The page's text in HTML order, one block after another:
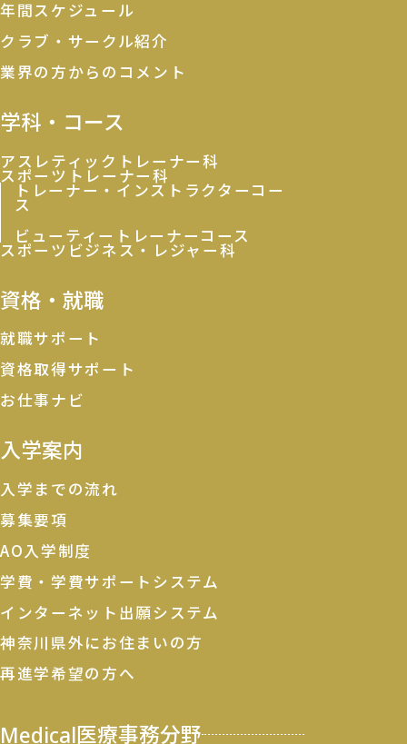
年間スケジュール
クラブ・サークル紹介
業界の方からのコメント
学科・コース
アスレティックトレーナー科
スポーツトレーナー科
トレーナー・インストラクターコー
ス
ビューティートレーナーコース
スポーツビジネス・レジャー科
資格・就職
就職サポート
資格取得サポート
お仕事ナビ
入学案内
入学までの流れ
募集要項
AO入学制度
学費・学費サポートシステム
インターネット出願システム
神奈川県外にお住まいの方
再進学希望の方へ
Medical医療事務分野